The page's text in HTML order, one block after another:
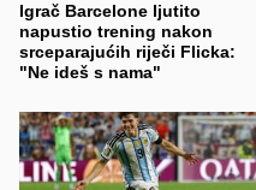
Igrač Barcelone ljutito
napustio trening nakon
srceparajućih riječi Flicka:
"Ne ideš s nama"